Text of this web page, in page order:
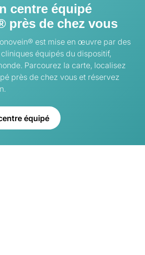
centre équipé
près de chez vous
est mise en œuvre par des
équipés du dispositif,
Parcourez la carte, localisez
près de chez vous et réservez
équipé